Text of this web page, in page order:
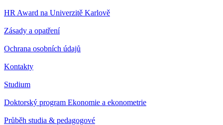
HR Award na Univerzitě Karlově
Zásady a opatření
Ochrana osobních údajů
Kontakty
Studium
Doktorský program Ekonomie a ekonometrie
Průběh studia & pedagogové